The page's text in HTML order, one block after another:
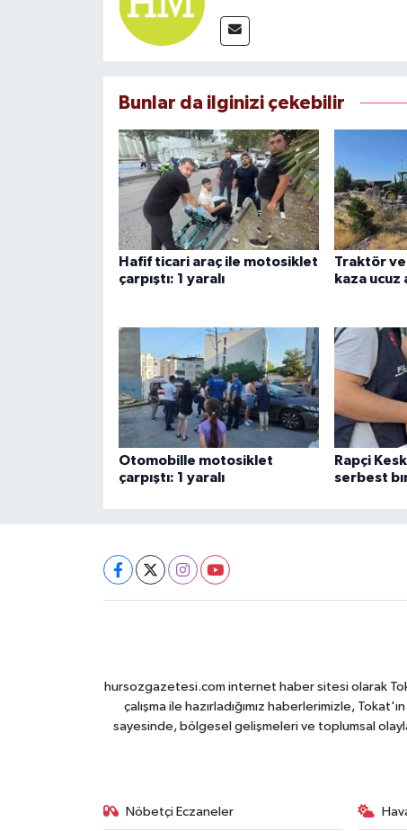
Bunlar da ilginizi çekebilir
Hafif ticari araç ile motosiklet
çarpıştı: 1 yaralı
Traktör ve
kaza ucuz
Otomobille motosiklet
çarpıştı: 1 yaralı
Rapçi
serbest
hursozgazetesi.com internet haber sitesi olarak
çalışma ile hazırladığımız haberlerimizle,
sayesinde, bölgesel gelişmeleri ve toplumsal
Nöbetçi Eczaneler